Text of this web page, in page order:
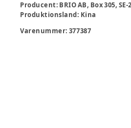
Producent: BRIO AB, Box 305,
Produktionsland: Kina
Varenummer: 377387